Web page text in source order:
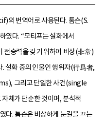
의 번역어로 사용된다. 톰슨(S.
다. “모티프는 설화에서
전승력을 갖기 위하여 비상(非常)
. 설화 중의 인물인 행위자(行爲者,
그리고 단일한 사건(single
체가 단순한 것이며, 분석적
다. 톰슨은 비상하게 눈길을 끄는